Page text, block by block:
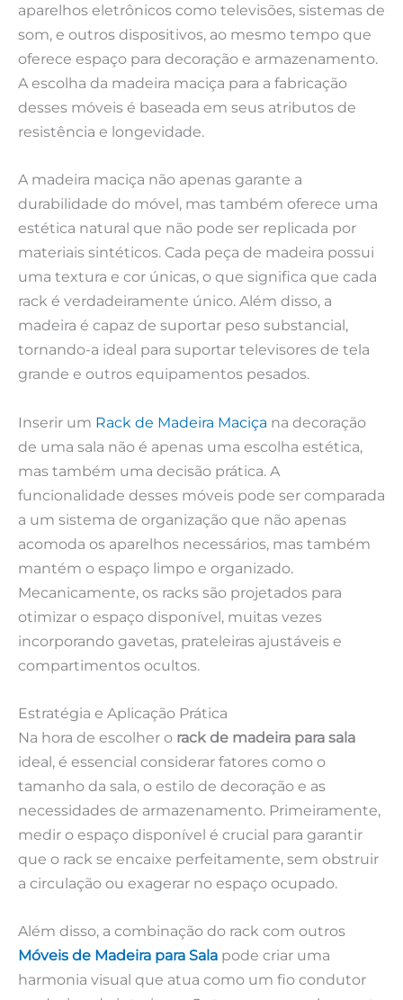
aparelhos eletrônicos como televisões, sistemas de
som, e outros dispositivos, ao mesmo tempo que
oferece espaço para decoração e armazenamento.
A escolha da madeira maciça para a fabricação
desses móveis é baseada em seus atributos de
resistência e longevidade.
A madeira maciça não apenas garante a
durabilidade do móvel, mas também oferece uma
estética natural que não pode ser replicada por
materiais sintéticos. Cada peça de madeira possui
uma textura e cor únicas, o que significa que cada
rack é verdadeiramente único. Além disso, a
madeira é capaz de suportar peso substancial,
tornando-a ideal para suportar televisores de tela
grande e outros equipamentos pesados.
Inserir um Rack de Madeira Maciça na decoração
de uma sala não é apenas uma escolha estética,
mas também uma decisão prática. A
funcionalidade desses móveis pode ser comparada
a um sistema de organização que não apenas
acomoda os aparelhos necessários, mas também
mantém o espaço limpo e organizado.
Mecanicamente, os racks são projetados para
otimizar o espaço disponível, muitas vezes
incorporando gavetas, prateleiras ajustáveis e
compartimentos ocultos.
Estratégia e Aplicação Prática
Na hora de escolher o rack de madeira para sala
ideal, é essencial considerar fatores como o
tamanho da sala, o estilo de decoração e as
necessidades de armazenamento. Primeiramente,
medir o espaço disponível é crucial para garantir
que o rack se encaixe perfeitamente, sem obstruir
a circulação ou exagerar no espaço ocupado.
Além disso, a combinação do rack com outros
Móveis de Madeira para Sala pode criar uma
harmonia visual que atua como um fio condutor